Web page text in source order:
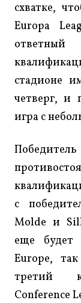
схватке,
Europa
стадионе
четверг, и
игра с
с
Molde и
еще будет
Europe,
третий
Conference